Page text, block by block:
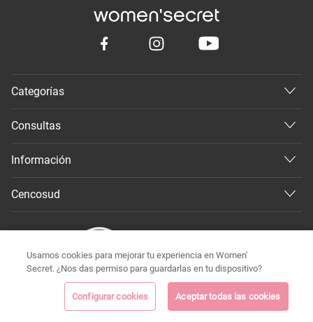
Categorías
Consultas
Información
Cencosud
Todos los derechos reservados 2026 ©
Usamos cookies para mejorar tu experiencia en Women'
Secret. ¿Nos das permiso para guardarlas en tu dispositivo?
Configurar cookies Aceptar todas las cookies